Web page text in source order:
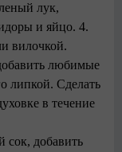
лук,
и яйцо. 4.
вилочкой.
любимые
липкой. Сделать
в течение
сок, добавить